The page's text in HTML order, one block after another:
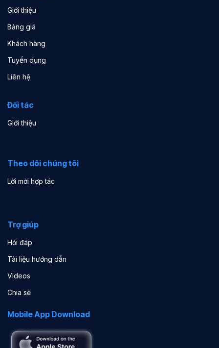
Giới thiệu
Bảng giá
Khách hàng
Tuyển dụng
Liên hệ
Đối tác
Giới thiệu
Theo dõi chúng tôi
Lời mời hợp tác
Trợ giúp
Hỏi đáp
Tài liệu hướng dẫn
Videos
Chia sẻ
Mobile App Download